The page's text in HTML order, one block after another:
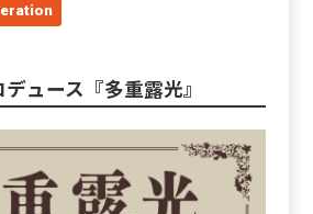
ュース『多重露光』